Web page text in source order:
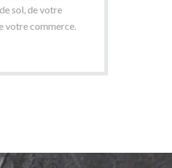
sol, de votre
votre commerce.